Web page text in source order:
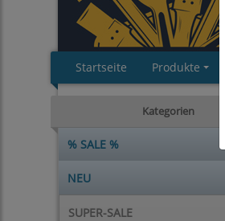
Startseite Produkte
Kategorien
% SALE %
NEU
SUPER-SALE